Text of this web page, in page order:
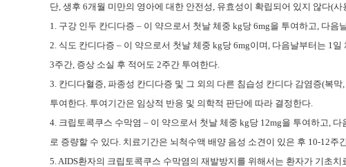
단, 생후 6개월 미만의 영아에 대한 안전성, 유효성이 확립되어 있지 않다(사
1. 구강 인두 칸디다증 – 이 약으로서 첫날 체중 kg당 6mg을 투여하고, 다
2. 식도 칸디다증 – 이 약으로서 첫날 체중 kg당 6mg이며, 다음날부터는 1
3주간, 증상 소실 후 적어도 2주간 투여한다.
3. 칸디다혈증, 파종성 칸디다증 및 그 외의 다른 침습성 칸디다 감염증(복
투여한다. 투여기간은 임상적 반응 및 의학적 판단에 따라 결정한다.
4. 크립토콕쿠스 수막염 – 이 약으로서 첫날 체중 kg당 12mg을 투여하고,
로 증량할 수 있다. 치료기간은 뇌척수액 배양 음성 소견이 있은 후 10-12주
5. AIDS환자의 크립토콕쿠스 수막염의 재발방지를 위해서는 환자가 기초